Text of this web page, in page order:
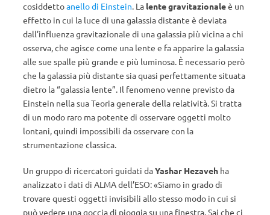
cosiddettoanello di Einstein. La lente gravitazionaleè un
effetto in cui la luce di una galassia distante è deviata
dall’influenza gravitazionale di una galassia più vicina a chi
osserva, che agisce come una lente e fa apparire la galassia
alle sue spalle più grande e più luminosa. È necessario però
che la galassia più distante sia quasi perfettamente situata
dietro la “galassia lente”. Il fenomeno venne previsto da
Einstein nella sua Teoria generale della relatività. Si tratta
di un modo raro ma potente di osservare oggetti molto
lontani, quindi impossibili da osservare con la
strumentazione classica.
Un gruppo di ricercatori guidati daYashar Hezaveh ha
analizzato i dati di ALMA dell’ESO: «Siamo in grado di
trovare questi oggetti invisibili allo stesso modo in cui si
può vedere una goccia di pioggia su una finestra. Sai che ci